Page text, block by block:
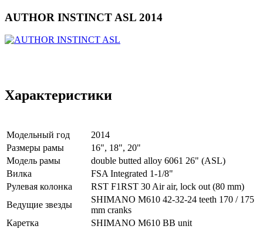
AUTHOR INSTINCT ASL 2014
Характеристики
Модельный год
2014
Размеры рамы
16", 18", 20"
Модель рамы
double butted alloy 6061 26" (ASL)
Вилка
FSA Integrated 1-1/8"
Рулевая колонка
RST F1RST 30 Air air, lock out (80 mm)
Ведущие звезды
SHIMANO M610 42-32-24 teeth 170 / 175
mm cranks
Каретка
SHIMANO M610 BB unit